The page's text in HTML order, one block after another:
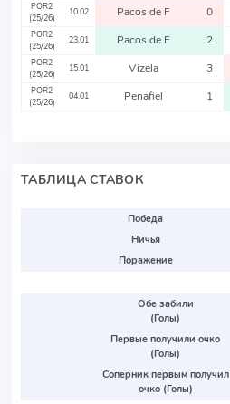
POR2
(25/26)
10.02 Pacos de F 0
POR2
(25/26)
23.01 Pacos de F 2
POR2
(25/26)
15.01 Vizela 3
POR2
(25/26)
04.01 Penafiel 1
ТАБЛИЦА СТАВОК
Победа
Ничья
Поражение
Обе забили
(Голы)
Первые получили очко
(Голы)
Соперник первым получил
очко (Голы)